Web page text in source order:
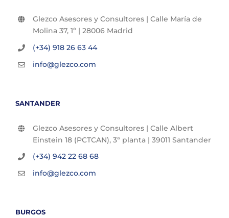
Glezco Asesores y Consultores | Calle María de
Molina 37, 1º | 28006 Madrid
(+34) 918 26 63 44
info@glezco.com
SANTANDER
Glezco Asesores y Consultores | Calle Albert
Einstein 18 (PCTCAN), 3ª planta | 39011 Santander
(+34) 942 22 68 68
info@glezco.com
BURGOS